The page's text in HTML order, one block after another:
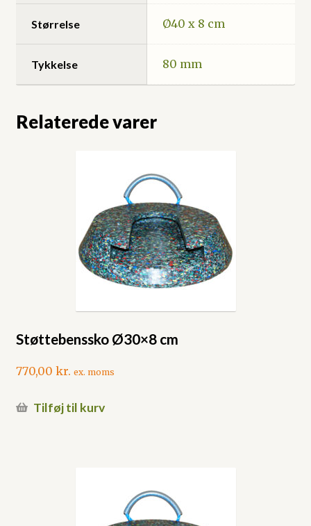
Størrelse Ø40 x 8 cm
Tykkelse 80 mm
Relaterede varer
Støttebenssko Ø30×8 cm
770,00 kr. ex. moms
Tilføj til kurv